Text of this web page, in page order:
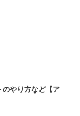
のやり方など【ア